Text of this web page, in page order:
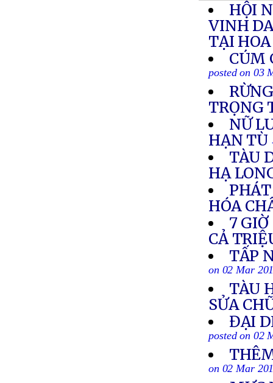
HỘI
VINH
TẠI
CÚM
posted on 03
TRỌNG
NỮ
HẠN TÙ
TÀU
HẠ
HÓA
7
CẢ
TẤP
on 02 Mar
TÀU
SỬA
ĐẠI
posted on 02
on 02 Mar